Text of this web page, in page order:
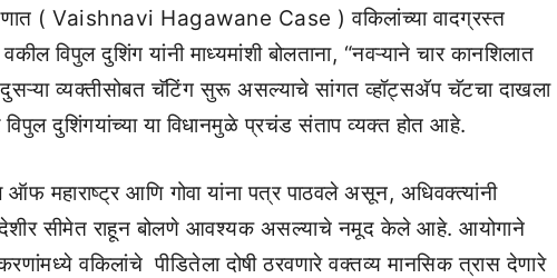
( Vaishnavi Hagawane Case ) वकिलांच्या वादग्रस्त
विपुल दुशिंग यांनी माध्यमांशी बोलताना, “नवऱ्याने चार कानशिलात
व्यक्तीसोबत चॅटिंग सुरू असल्याचे सांगत व्हॉट्सअ‍ॅप चॅटचा दाखला
दुशिंगयांच्या या विधानमुळे प्रचंड संताप व्यक्त होत आहे.
ऑफ महाराष्ट्र आणि गोवा यांना पत्र पाठवले असून, अधिवक्त्यांनी
सीमेत राहून बोलणे आवश्यक असल्याचे नमूद केले आहे. आयोगाने
वकिलांचे पीडितेला दोषी ठरवणारे वक्तव्य मानसिक त्रास देणारे